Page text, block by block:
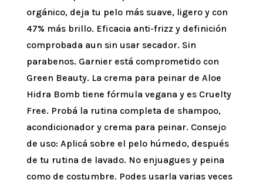
orgánico, deja tu pelo más suave, ligero y con
47% más brillo. Eficacia anti-frizz y definición
comprobada aun sin usar secador. Sin
parabenos. Garnier está comprometido con
Green Beauty. La crema para peinar de Aloe
Hidra Bomb tiene fórmula vegana y es Cruelty
Free. Probá la rutina completa de shampoo,
acondicionador y crema para peinar. Consejo
de uso: Aplicá sobre el pelo húmedo, después
de tu rutina de lavado. No enjuagues y peina
como de costumbre. Podes usarla varias veces